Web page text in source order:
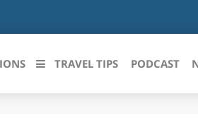
TRAVEL TIPS PODCAST